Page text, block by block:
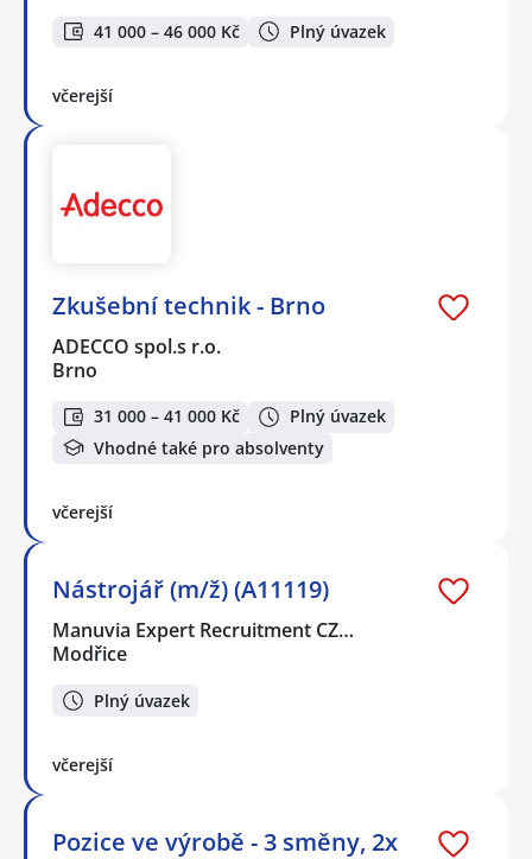
41 000 – 46 000 Kč Plný úvazek
včerejší
Zkušební technik - Brno
ADECCO spol.s r.o.
Brno
31 000 – 41 000 Kč
Plný úvazek
Vhodné také pro absolventy
včerejší
Nástrojář (m/ž) (A11119)
Manuvia Expert Recruitment CZ…
Modřice
Plný úvazek
včerejší
Pozice ve výrobě - 3 směny, 2x